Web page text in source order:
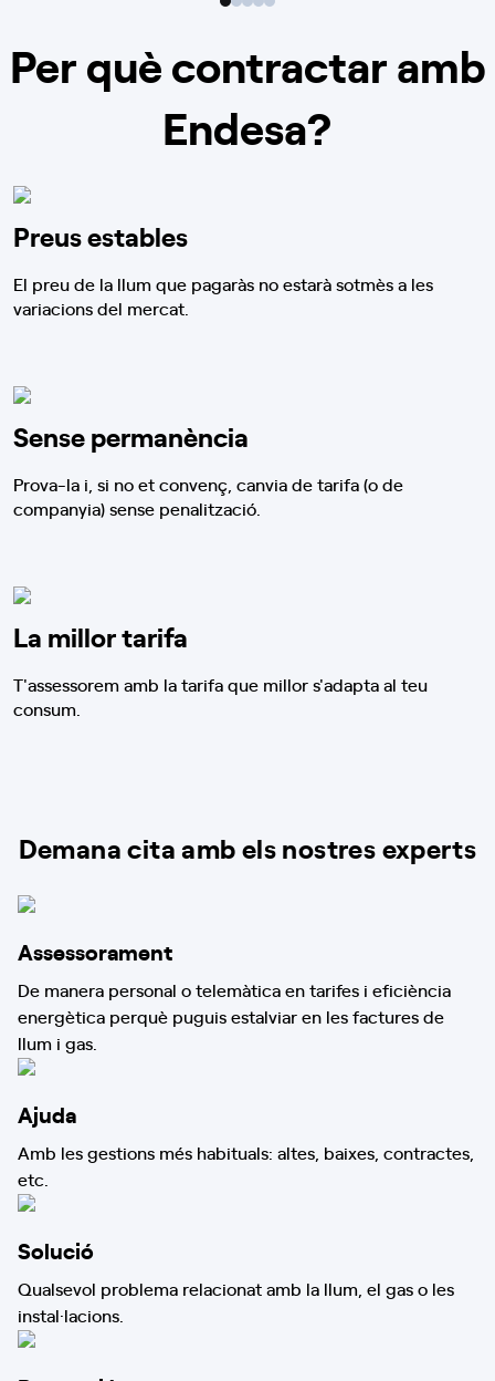
Per què contractar amb
Endesa?
Preus estables
El preu de la llum que pagaràs no estarà sotmès a les
variacions del mercat.
Sense permanència
Prova-la i, si no et convenç, canvia de tarifa (o de
companyia) sense penalització.
La millor tarifa
T'assessorem amb la tarifa que millor s'adapta al teu
consum.
Demana cita amb els nostres experts
Assessorament
De manera personal o telemàtica en tarifes i eficiència
energètica perquè puguis estalviar en les factures de
llum i gas.
Ajuda
Amb les gestions més habituals: altes, baixes, contractes,
etc.
Solució
Qualsevol problema relacionat amb la llum, el gas o les
instal·lacions.